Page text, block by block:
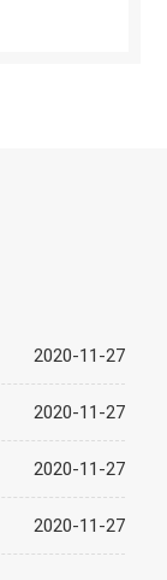
2020-11-27
2020-11-27
2020-11-27
2020-11-27